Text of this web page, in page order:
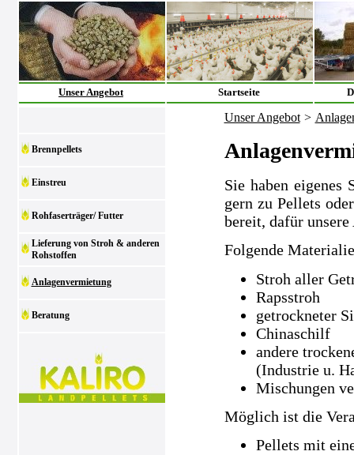
Unser Angebot Startseite
Brennpellets
Einstreu
Rohfaserträger/ Futter
Lieferung von Stroh & anderen
Rohstoffen
Anlagenvermietung
Beratung
Unser Angebot >
Sie haben eigenes
gern zu Pellets
bereit, dafür
Folgende
Stroh aller
Rapsstroh
getrockneter
Chinaschilf
andere
(Industrie u.
Mischungen
Möglich ist die
Pellets mit